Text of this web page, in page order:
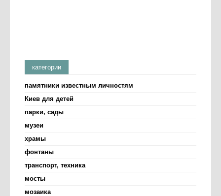
категории
памятники известным личностям
Киев для детей
парки, сады
музеи
храмы
фонтаны
транспорт, техника
мосты
мозаика